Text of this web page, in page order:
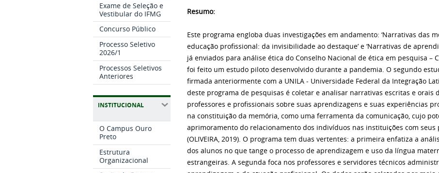
Exame de Seleção e
Vestibular do IFMG
Concurso Público
Processo Seletivo
2026/1
Processos Seletivos
Anteriores
INSTITUCIONAL
O Campus Ouro
Preto
Estrutura
Organizacional
Resumo:
Este programa engloba duas investigações em andamento: ‘Narrativas das
educação profissional: da invisibilidade ao destaque’ e ‘Narrativas de
já enviados para análise ética do Conselho Nacional de ética em pesquisa –
foi feito um estudo piloto desenvolvido durante a pandemia. O segundo
firmada anteriormente com a UNILA - Universidade Federal da Integração
deste programa de pesquisas é coletar e analisar narrativas escritas e orais
professores e profissionais sobre suas aprendizagens e suas experiências
na constituição da memória, como uma ferramenta da comunicação, cujo
aprimoramento do relacionamento dos indivíduos nas instituições com seus
(OLIVEIRA, 2019). O programa tem duas vertentes: a primeira enfatiza a
dos alunos no que tange o processo de aprendizagem e uso da língua
estrangeiras. A segunda foca nos professores e servidores técnicos